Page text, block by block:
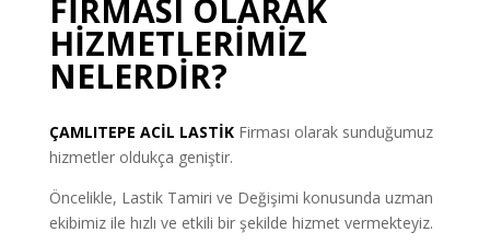
FİRMASI OLARAK
HİZMETLERİMİZ
NELERDİR?
ÇAMLITEPE ACİL LASTİKFirması olarak sunduğumuz
hizmetler oldukça geniştir.
Öncelikle, Lastik Tamiri ve Değişimi konusunda uzman
ekibimiz ile hızlı ve etkili bir şekilde hizmet vermekteyiz.